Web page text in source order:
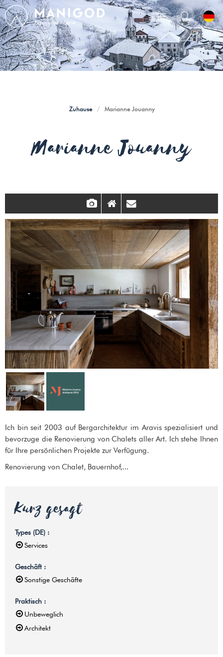
Zuhause / Marianne Jouanny
Marianne Jouanny
Ich bin seit 2003 auf Bergarchitektur im Aravis spezialisiert und
bevorzuge die Renovierung von Chalets aller Art. Ich stehe Ihnen
für Ihre persönlichen Projekte zur Verfügung.
Renovierung von Chalet, Bauernhof,...
Kurz gesagt
Types (DE) :
Services
Geschäft :
Sonstige Geschäfte
Praktisch :
Unbeweglich
Architekt